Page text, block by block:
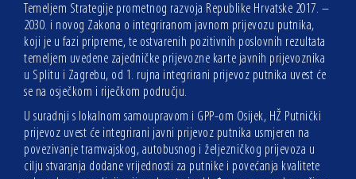
Temeljem Strategije prometnog razvoja Republike Hrvatske 2017. –
2030. i novog Zakona o integriranom javnom prijevozu putnika,
koji je u fazi pripreme, te ostvarenih pozitivnih poslovnih rezultata
temeljem uvedene zajedničke prijevozne karte javnih prijevoznika
u Splitu i Zagrebu, od 1. rujna integrirani prijevoz putnika uvest će
se na osječkom i riječkom području.
U suradnji s lokalnom samoupravom i GPP-om Osijek, HŽ Putnički
prijevoz uvest će integrirani javni prijevoz putnika usmjeren na
povezivanje tramvajskog, autobusnog i željezničkog prijevoza u
cilju stvaranja dodane vrijednosti za putnike i povećanja kvalitete